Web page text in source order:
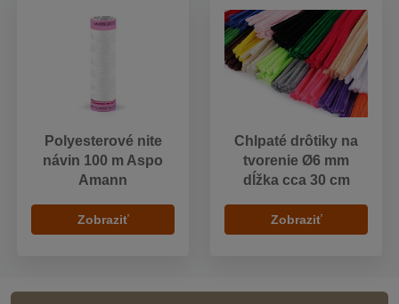
Polyesterové nite
návin 100 m Aspo
Amann
Zobraziť
Chlpaté drôtiky na
tvorenie Ø6 mm
dĺžka cca 30 cm
Zobraziť